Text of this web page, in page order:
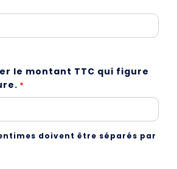
le montant TTC qui figure
*
doivent être séparés par